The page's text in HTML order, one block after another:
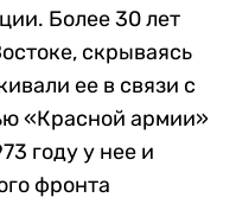
Более 30 лет
скрываясь
ее в связи с
«Красной армии»
году у нее и
фронта